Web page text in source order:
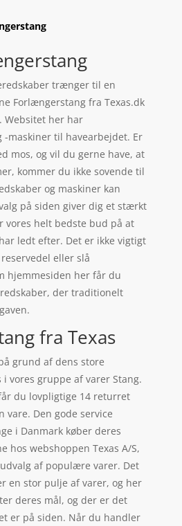
trænger til en
Forlængerstang fra Texas.dk
Websitet her har
-maskiner til havearbejdet. Er
mos, og vil du gerne have, at
kommer du ikke sovende til
og maskiner kan
på siden giver dig et stærkt
vores helt bedste bud på at
ledt efter. Det er ikke vigtigt
eller slå
hjemmesiden her får du
der traditionelt
fra Texas
grund af dens store
vores gruppe af varer Stang.
du lovpligtige 14 returret
vare. Den gode service
i Danmark køber deres
hos webshoppen Texas A/S,
af populære varer. Det
en stor pulje af varer, og her
deres mål, og der er det
er på siden. Når du handler